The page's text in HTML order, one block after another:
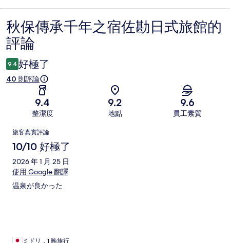
評
論
秋保傳承千年之宿佐勘日式旅館的
評論
9.4 好極了
40 則評論
9.4
整潔度
9.2
地點
9.6
員工素質
評
論
旅客真實評論
10/10 好極了
2026 年 1 月 25 日
使用 Google 翻譯
温泉が良かった
ミドリ，1 晚旅行